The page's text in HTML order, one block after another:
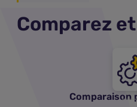
Comparez
Comparaison